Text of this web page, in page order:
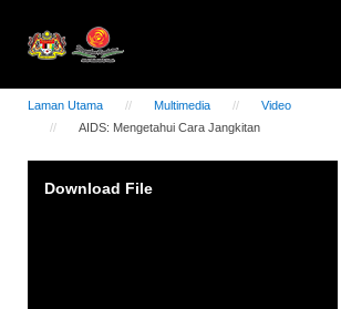
Laman Utama Multimedia
Video
AIDS: Mengetahui Cara Jangkitan
Player
Download File